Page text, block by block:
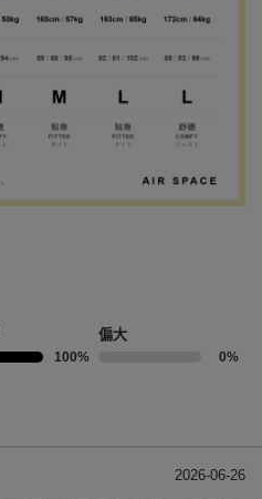
100%
偏大
0%
2026-06-26